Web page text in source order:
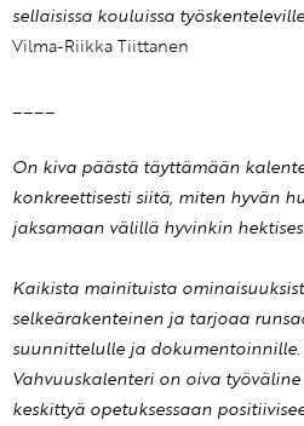
sellaisissa kouluissa
Vilma-Riikka Tiittanen
____
On kiva päästä täyttämään
konkreettisesti siitä, miten hyvän
jaksamaan välillä hyvinkin
Kaikista mainituista
selkeärakenteinen ja tarjoaa
suunnittelulle ja
Vahvuuskalenteri on oiva
keskittyä opetuksessaan